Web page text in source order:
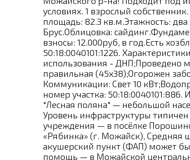
условиях. 1 взрослый
площадь: 82.3 кв.м.Этажность:
Брус.Облицовка:
взносы: 12.000руб, в год.Есть
50:18:0040101:1226.
использования - ДНП;Проведено
правильная (45х38);Огорожен
Коммуникации: Свет 10
номер участка:
"Лесная поляна" — небольшой
Уровень инфраструктуры
учреждения — в посёлке
«Рябинка» (г. Можайск),
акушерский пункт (ФАП) может
помощь — в Можайской